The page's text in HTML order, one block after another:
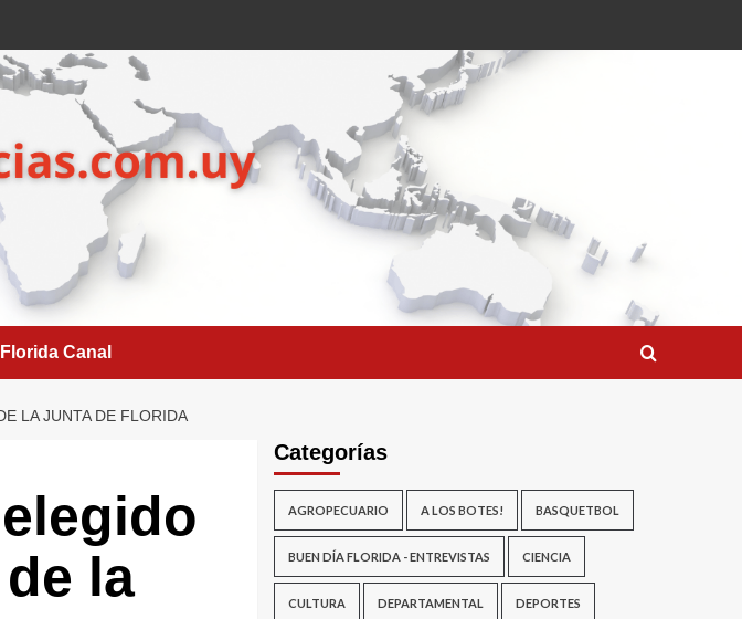
Canal
LA JUNTA DE FLORIDA
la
Categorías
AGROPECUARIO A LOS BOTES! BASQUETBOL
BUEN DÍA FLORIDA - ENTREVISTAS CIENCIA
CULTURA DEPARTAMENTAL DEPORTES